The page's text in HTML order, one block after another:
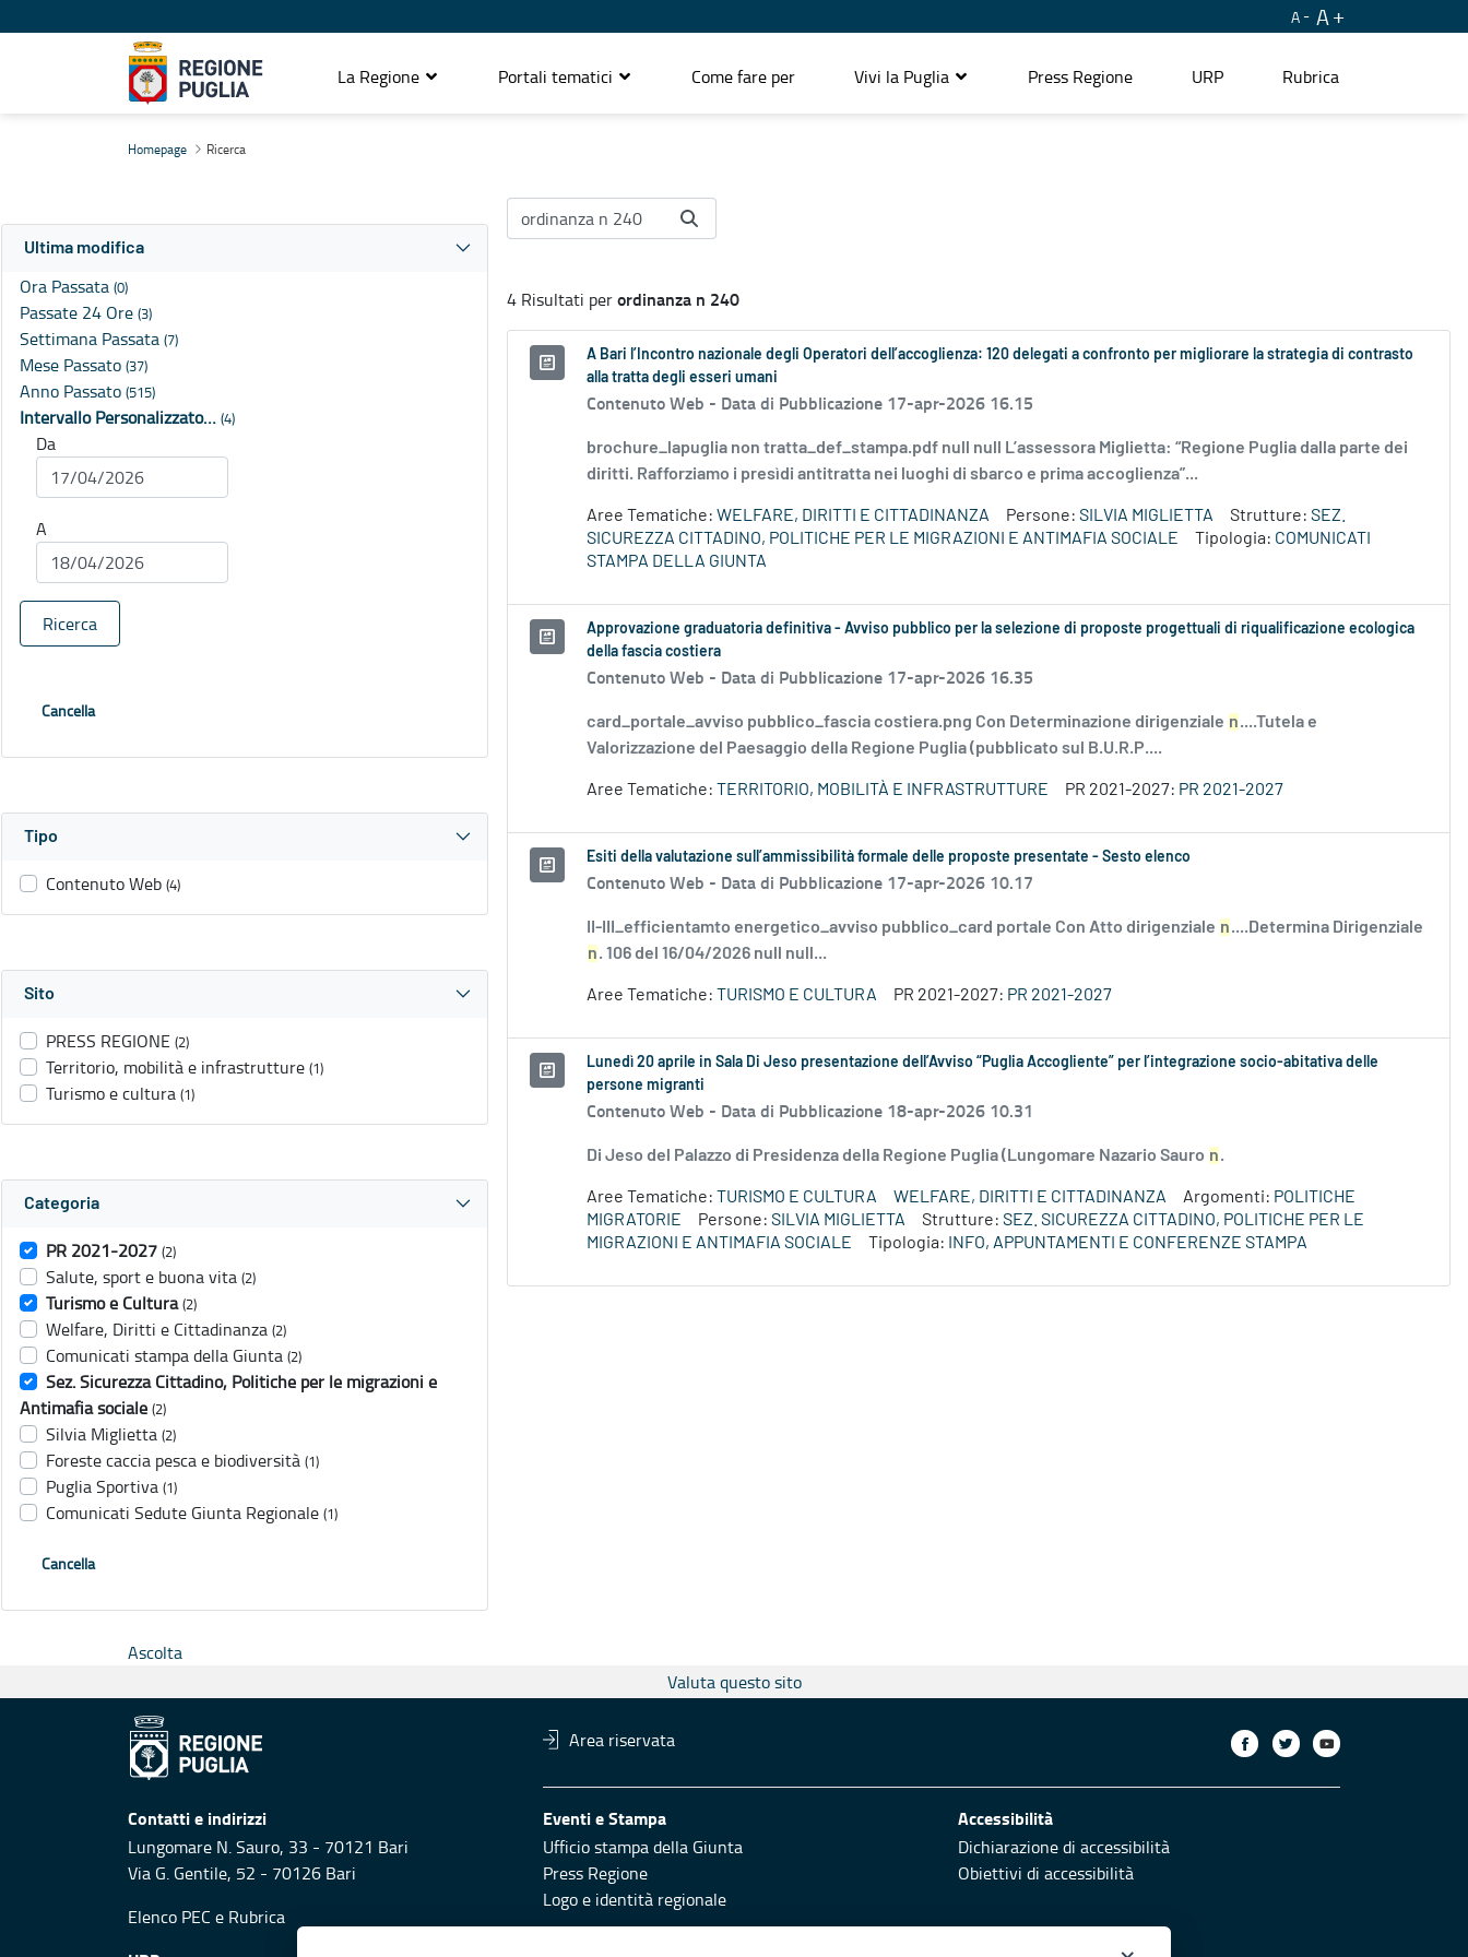
A A
La Regione Portali tematici Come fare per Vivi la Puglia Press Regione URP Rubrica
Homepage Ricerca
Ultima modifica
Ora Passata (0)
Passate 24 Ore (3)
Settimana Passata (7)
Mese Passato (37)
Anno Passato (515)
Intervallo Personalizzato… (4)
Da
A
Ricerca
Cancella
Tipo
Contenuto Web (4)
Sito
PRESS REGIONE (2)
Territorio, mobilità e infrastrutture (1)
Turismo e cultura (1)
Categoria
PR 2021-2027 (2)
Salute, sport e buona vita (2)
Turismo e Cultura (2)
Welfare, Diritti e Cittadinanza (2)
Comunicati stampa della Giunta (2)
Sez. Sicurezza Cittadino, Politiche per le migrazioni e
Antimafia sociale (2)
Silvia Miglietta (2)
Foreste caccia pesca e biodiversità (1)
Puglia Sportiva (1)
Comunicati Sedute Giunta Regionale (1)
Cancella
4 Risultati perordinanza n 240
A Bari l’Incontro nazionale degli Operatori dell’accoglienza: 120 delegati a confronto per migliorare la strategia di contrasto
alla tratta degli esseri umani
Contenuto Web - Data di Pubblicazione 17-apr-2026 16.15
brochure_lapuglia non tratta_def_stampa.pdf null null L’assessora Miglietta: “Regione Puglia dalla parte dei
diritti. Rafforziamo i presìdi antitratta nei luoghi di sbarco e prima accoglienza”...
Aree Tematiche: WELFARE, DIRITTI E CITTADINANZA Persone: SILVIA MIGLIETTA Strutture: SEZ.
SICUREZZA CITTADINO, POLITICHE PER LE MIGRAZIONI E ANTIMAFIA SOCIALE
Tipologia: COMUNICATI
STAMPA DELLA GIUNTA
Approvazione graduatoria definitiva - Avviso pubblico per la selezione di proposte progettuali di riqualificazione ecologica
della fascia costiera
Contenuto Web - Data di Pubblicazione 17-apr-2026 16.35
card_portale_avviso pubblico_fascia costiera.png Con Determinazione dirigenziale n....Tutela e
Valorizzazione del Paesaggio della Regione Puglia (pubblicato sul B.U.R.P....
Aree Tematiche: TERRITORIO, MOBILITÀ E INFRASTRUTTURE PR 2021-2027: PR 2021-2027
Esiti della valutazione sull’ammissibilità formale delle proposte presentate - Sesto elenco
Contenuto Web - Data di Pubblicazione 17-apr-2026 10.17
II-III_efficientamto energetico_avviso pubblico_card portale Con Atto dirigenziale n....Determina Dirigenziale
n. 106 del 16/04/2026 null null...
Aree Tematiche: TURISMO E CULTURA PR 2021-2027: PR 2021-2027
Lunedì 20 aprile in Sala Di Jeso presentazione dell’Avviso “Puglia Accogliente” per l’integrazione socio-abitativa delle
persone migranti
Contenuto Web - Data di Pubblicazione 18-apr-2026 10.31
Di Jeso del Palazzo di Presidenza della Regione Puglia (Lungomare Nazario Sauro n.
Aree Tematiche: TURISMO E CULTURA WELFARE, DIRITTI E CITTADINANZA Argomenti: POLITICHE
MIGRATORIE
Persone: SILVIA MIGLIETTA Strutture: SEZ. SICUREZZA CITTADINO, POLITICHE PER LE
MIGRAZIONI E ANTIMAFIA SOCIALE
Tipologia: INFO, APPUNTAMENTI E CONFERENZE STAMPA
Ascolta
Valuta questo sito
Area riservata
Contatti e indirizzi
Lungomare N. Sauro, 33 - 70121 Bari
Via G. Gentile, 52 - 70126 Bari
Elenco PEC e Rubrica
Eventi e Stampa
Ufficio stampa della Giunta
Press Regione
Logo e identità regionale
Accessibilità
Dichiarazione di accessibilità
Obiettivi di accessibilità